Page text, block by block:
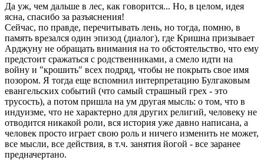
Да уж, чем дальше в лес, как говорится... Но, в целом, идея
ясна, спасибо за разъяснения!
Сейчас, по правде, перечитывать лень, но тогда, помню, в
память врезался один эпизод (диалог), где Кришна призывает
Арджуну не обращать внимания на то обстоятельство, что ему
предстоит сражаться с родственниками, а смело идти на
войну и "крошить" всех подряд, чтобы не покрыть свое имя
позором. Я тогда еще вспомнил интерпретацию Булгаковым
евангельских событий (что самый страшный грех - это
трусость), а потом пришла на ум другая мысль: о том, что в
индуизме, что не характерно для других религий, человеку не
отводится никакой роли, вся история уже давно написана, а
человек просто играет свою роль и ничего изменить не может,
все мысли, все действия, в т.ч. занятия йогой - все заранее
предначертано.